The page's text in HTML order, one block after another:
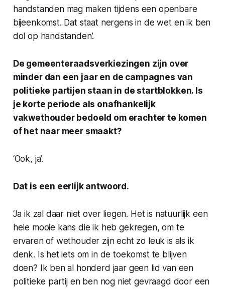
handstanden mag maken tijdens een openbare
bijeenkomst. Dat staat nergens in de wet en ik ben
dol op handstanden’.
De gemeenteraadsverkiezingen zijn over
minder dan een jaar en de campagnes van
politieke partijen staan in de startblokken. Is
je korte periode als onafhankelijk
vakwethouder bedoeld om erachter te komen
of het naar meer smaakt?
‘Ook, ja’.
Dat is een eerlijk antwoord.
‘Ja ik zal daar niet over liegen. Het is natuurlijk een
hele mooie kans die ik heb gekregen, om te
ervaren of wethouder zijn echt zo leuk is als ik
denk. Is het iets om in de toekomst te blijven
doen? Ik ben al honderd jaar geen lid van een
politieke partij en ben nog niet gevraagd door een